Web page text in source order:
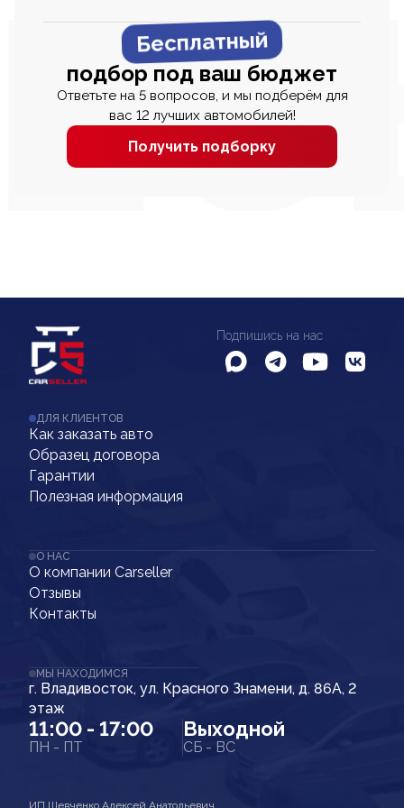
Бесплатный
подбор под ваш бюджет
Ответьте на 5 вопросов, и мы подберём для
вас 12 лучших автомобилей!
Получить подборку
Подпишись на нас
ДЛЯ КЛИЕНТОВ
Как заказать авто
Образец договора
Гарантии
Полезная информация
О НАС
О компании Carseller
Отзывы
Контакты
МЫ НАХОДИМСЯ
г. Владивосток, ул. Красного Знамени, д. 86А, 2
этаж
11:00 - 17:00
ПН - ПТ
Выходной
СБ - ВС
ИП Шевченко Алексей Анатольевич